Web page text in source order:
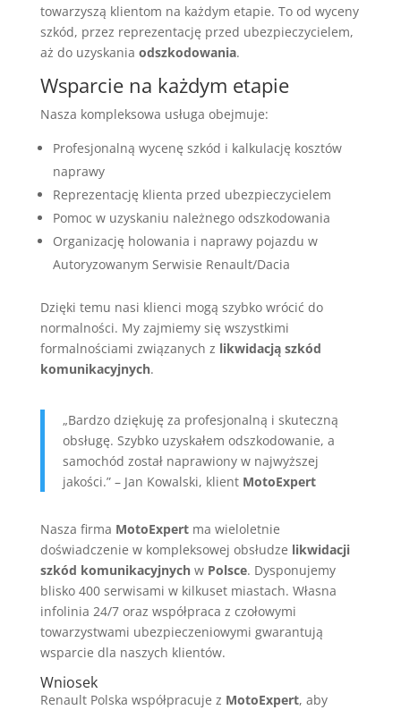
towarzyszą klientom na każdym etapie. To od wyceny
szkód, przez reprezentację przed ubezpieczycielem,
aż do uzyskania odszkodowania.
Wsparcie na każdym etapie
Nasza kompleksowa usługa obejmuje:
Profesjonalną wycenę szkód i kalkulację kosztów
naprawy
Reprezentację klienta przed ubezpieczycielem
Pomoc w uzyskaniu należnego odszkodowania
Organizację holowania i naprawy pojazdu w
Autoryzowanym Serwisie Renault/Dacia
Dzięki temu nasi klienci mogą szybko wrócić do
normalności. My zajmiemy się wszystkimi
formalnościami związanych z likwidacją szkód
komunikacyjnych.
„Bardzo dziękuję za profesjonalną i skuteczną
obsługę. Szybko uzyskałem odszkodowanie, a
samochód został naprawiony w najwyższej
jakości.” – Jan Kowalski, klient MotoExpert
Nasza firma MotoExpertma wieloletnie
doświadczenie w kompleksowej obsłudze likwidacji
szkód komunikacyjnychw Polsce. Dysponujemy
blisko 400 serwisami w kilkuset miastach. Własna
infolinia 24/7 oraz współpraca z czołowymi
towarzystwami ubezpieczeniowymi gwarantują
wsparcie dla naszych klientów.
Wniosek
Renault Polska współpracuje z MotoExpert, aby